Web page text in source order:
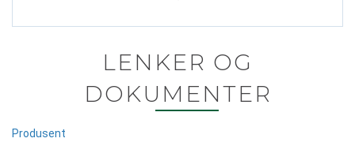
LENKER OG
DOKUMENTER
Produsent